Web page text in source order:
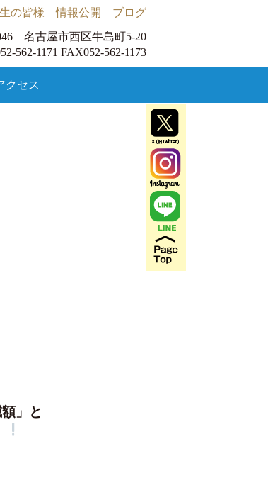
の皆様 情報公開
ブログ
名古屋市西区牛島町5-20
562-1171 FAX052-562-1173
クセス
」と